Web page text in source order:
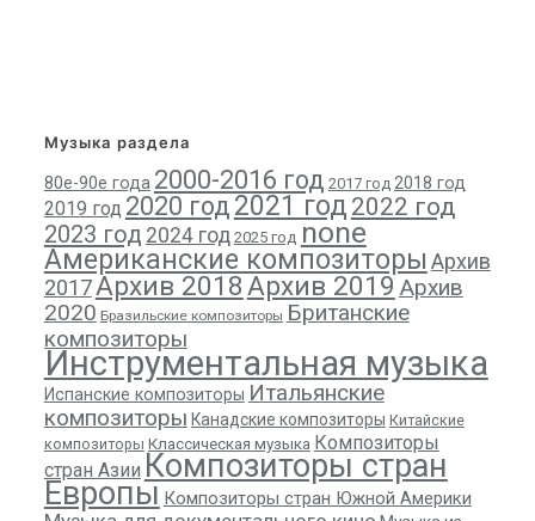
Музыка раздела
80е-90е года 2000-2016 год 2017 год 2018 год
2019 год 2020 год 2021 год 2022 год
2023 год 2024 год 2025 год none
Американские композиторы Архив
2017Архив 2018Архив 2019 Архив
2020 Бразильские композиторы Британские
композиторы
Инструментальная музыка
Испанские композиторы Итальянские
композиторы Канадские композиторы Китайские
композиторы Классическая музыка Композиторы
стран Азии Композиторы стран
Европы Композиторы стран Южной Америки